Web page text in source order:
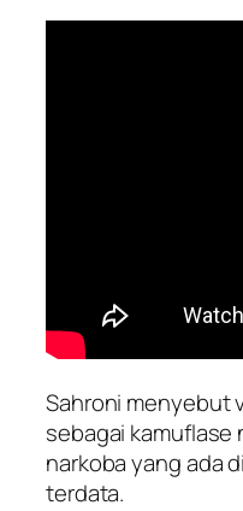
Sahroni menyebut
sebagai kamuflase
narkoba yang ada
terdata.